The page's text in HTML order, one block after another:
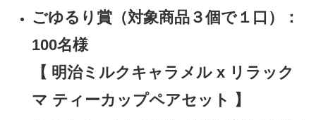
ごゆるり賞（対象商品３個で１口）：
100名様
【 明治ミルクキャラメル x リラック
マ ティーカップペアセット 】